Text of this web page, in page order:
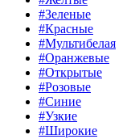
#Зеленые
#Красные
#Мультибелая
#Оранжевые
#Открытые
#Розовые
#Синие
#Узкие
#Широкие